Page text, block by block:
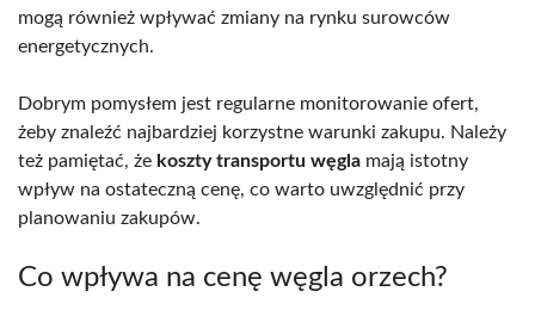
mogą również wpływać zmiany na rynku surowców
energetycznych.
Dobrym pomysłem jest regularne monitorowanie ofert,
żeby znaleźć najbardziej korzystne warunki zakupu. Należy
też pamiętać, że koszty transportu węgla mają istotny
wpływ na ostateczną cenę, co warto uwzględnić przy
planowaniu zakupów.
Co wpływa na cenę węgla orzech?